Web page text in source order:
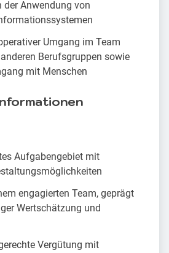
der Anwendung von
Umgang im Team
Berufsgruppen sowie
mit Menschen
Aufgabengebiet mit
engagierten Team, geprägt
Wertschätzung und
Vergütung mit